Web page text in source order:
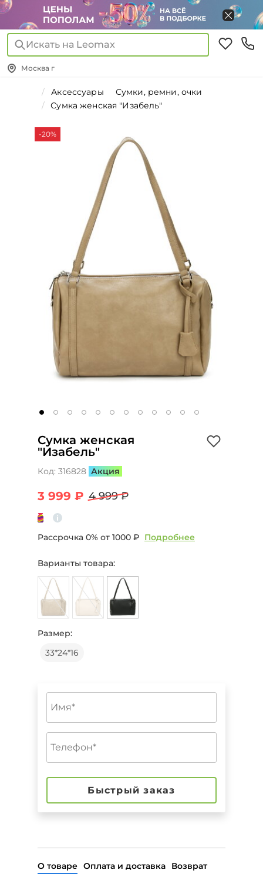
Искать на Leomax
Москва г
Аксессуары
Сумки, ремни, очки
Сумка женская "Изабель"
-20%
Сумка женская
"Изабель"
Код: 316828 Акция
3 999 ₽ 4 999 ₽
Рассрочка 0% от 1000 ₽ Подробнее
Варианты товара:
Размер:
33*24*16
Быстрый заказ
О товаре Оплата и доставка Возврат